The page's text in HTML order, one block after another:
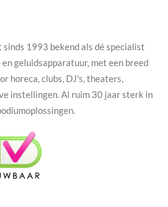
1993 bekend als dé specialist
geluidsapparatuur, met een breed
horeca, clubs, DJ's, theaters,
instellingen. Al ruim 30 jaar sterk in